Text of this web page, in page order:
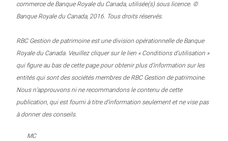
commerce de Banque Royale du Canada, utilisée(s) sous licence. ©
Banque Royale du Canada, 2016. Tous droits réservés.
RBC Gestion de patrimoine est une division opérationnelle de Banque
Royale du Canada. Veuillez cliquer sur le lien « Conditions d’utilisation »
qui figure au bas de cette page pour obtenir plus d’information sur les
entités qui sont des sociétés membres de RBC Gestion de patrimoine.
Nous n’approuvons ni ne recommandons le contenu de cette
publication, qui est fourni à titre d’information seulement et ne vise pas
à donner des conseils.
MC